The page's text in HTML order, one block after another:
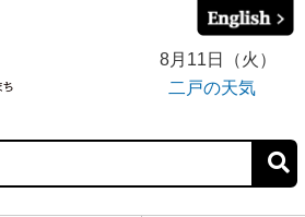
8月11日（火）
二戸の天気